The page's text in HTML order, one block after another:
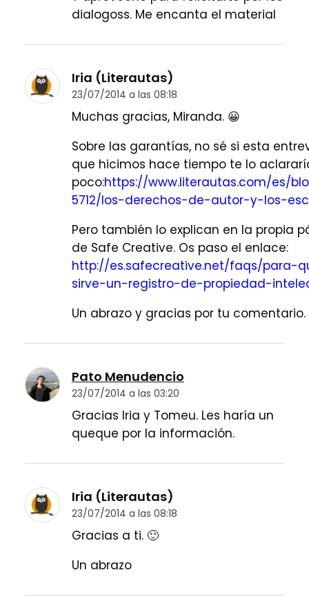
dialogoss. Me encanta el material
Iria (Literautas)
23/07/2014 a las 08:18
Muchas gracias, Miranda. 😀
Sobre las garantías, no sé si esta
que hicimos hace tiempo te lo
poco:https://www.literautas.com/es/
5712/los-derechos-de-autor-y-los-
Pero también lo explican en la propia
de Safe Creative. Os paso el enlace:
http://es.safecreative.net/faqs/para-
sirve-un-registro-de-propiedad-
Un abrazo y gracias por tu comentario.
Pato Menudencio
23/07/2014 a las 03:20
Gracias Iria y Tomeu. Les haría un
queque por la información.
Iria (Literautas)
23/07/2014 a las 08:18
Gracias a ti. 🙂
Un abrazo